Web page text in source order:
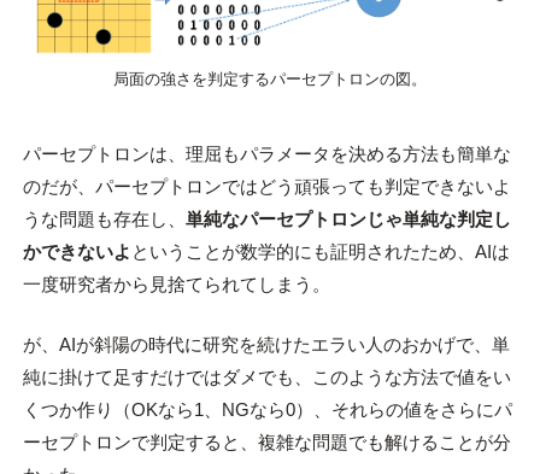
局面の強さを判定するパーセプトロンの図。
パーセプトロンは、理屈もパラメータを決める方法も簡単な
のだが、パーセプトロンではどう頑張っても判定できないよ
うな問題も存在し、 単純なパーセプトロンじゃ単純な判定し
かできないよ ということが数学的にも証明されたため、AIは
一度研究者から見捨てられてしまう。
が、AIが斜陽の時代に研究を続けたエラい人のおかげで、単
純に掛けて足すだけではダメでも、このような方法で値をい
くつか作り（OKなら1、NGなら0）、それらの値をさらにパ
ーセプトロンで判定すると、複雑な問題でも解けることが分